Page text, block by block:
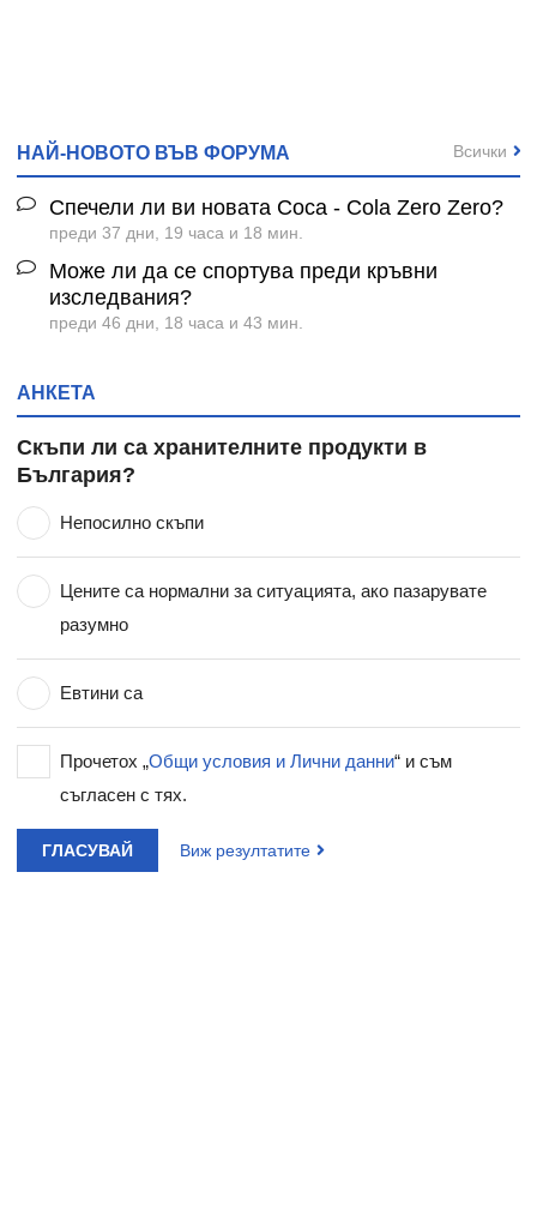
НАЙ-НОВОТО ВЪВ ФОРУМА
Спечели ли ви новата Coca - Cola Zero Zero?
преди 37 дни, 19 часа и 18 мин.
Може ли да се спортува преди кръвни
изследвания?
преди 46 дни, 18 часа и 43 мин.
Всички
АНКЕТА
Скъпи ли са хранителните продукти в
България?
Непосилно скъпи
Цените са нормални за ситуацията, ако пазарувате
разумно
Евтини са
Прочетох „Общи условия и Лични данни“ и съм
съгласен с тях.
ГЛАСУВАЙ Виж резултатите